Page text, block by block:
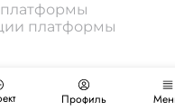
платформы
Профиль